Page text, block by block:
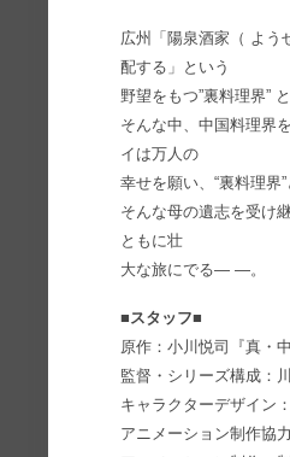
広州「陽泉酒家（ よう
配する」という
野望をもつ”裏料理界”
そんな中、中国料理界
イは万人の
幸せを願い、“裏料理界
そんな母の遺志を受け
ともに壮
大な旅にでる― ―。
■スタッフ■
原作：小川悦司『真・
監督・シリーズ構成：
キャラクターデザイン
アニメーション制作協